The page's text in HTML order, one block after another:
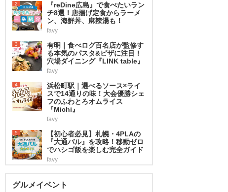
2
『reDine広島』で食べたいラン
チ8選！唐揚げ定食からラーメ
ン、海鮮丼、麻辣湯も！
favy
3
有明｜食べログ百名店が監修す
る本気のパスタ&ピザに注目！
穴場ダイニング『LINK table』
favy
4
浜松町駅｜選べるソース×ライ
スで14通りの味！大会優勝シェ
フのふわとろオムライス
『Michi』
favy
5
【初心者必見】札幌・4PLAの
『大通バル』を攻略！移動ゼロ
でハシゴ飯を楽しむ完全ガイド
favy
グルメイベント